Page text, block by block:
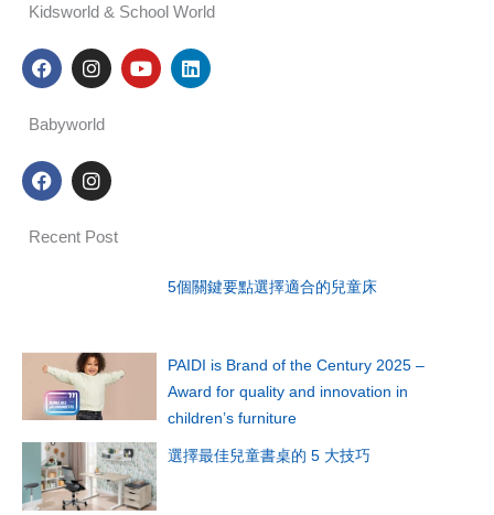
Kidsworld & School World
F
a
e
b
o
o
k
I
n
t
a
g
r
a
Y
o
L
i
Babyworld
F
a
e
b
I
n
t
a
Recent Post
5個關鍵要點選擇適合的兒童床
PAIDI is Brand of the Century 2025 –
Award for quality and innovation in
children’s furniture
選擇最佳兒童書桌的 5 大技巧